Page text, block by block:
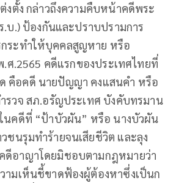
งตั้ง กล่าวถึงความคืบหน้าคดีพระ
.) ป้องกันและปราบปรามการ
ระทำให้บุคคลสูญหาย หรือ
ศ.2565 คดีแรกของประเทศไทยที่
คือคดี นายปัญญา คงแสนคำ หรือ
ำรวจ สภ.อรัญประเทศ บังคับทรมาน
นคดีที่ “ป้าบัวผัน” หรือ นางบัวผัน
ชนรุมทำร้ายจนเสียชีวิต และลุง
ดีอาญาโดยมิชอบตามกฎหมายว่า
ามเห็นชี้ขาดฟ้องผู้ต้องหาซึ่งเป็นก